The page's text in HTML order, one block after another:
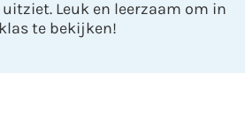
Leuk en leerzaam om in
te bekijken!